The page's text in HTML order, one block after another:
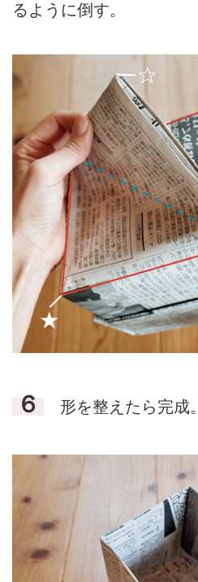
るように倒す。
６ 形を整えたら完成。